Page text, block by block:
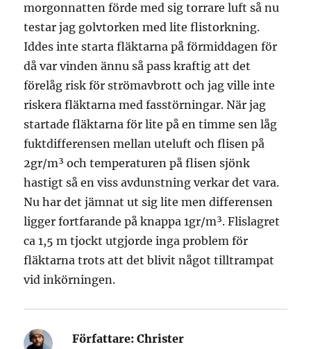
morgonnatten förde med sig torrare luft så nu
testar jag golvtorken med lite flistorkning.
Iddes inte starta fläktarna på förmiddagen för
då var vinden ännu så pass kraftig att det
förelåg risk för strömavbrott och jag ville inte
riskera fläktarna med fasstörningar. När jag
startade fläktarna för lite på en timme sen låg
fuktdifferensen mellan uteluft och flisen på
2gr/m³ och temperaturen på flisen sjönk
hastigt så en viss avdunstning verkar det vara.
Nu har det jämnat ut sig lite men differensen
ligger fortfarande på knappa 1gr/m³. Flislagret
ca 1,5 m tjockt utgjorde inga problem för
fläktarna trots att det blivit något tilltrampat
vid inkörningen.
Författare: Christer